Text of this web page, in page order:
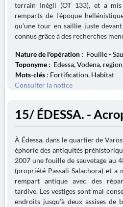
terrain Inégli (OT 133), et a
remparts de l'époque
qu’une tour en saillie juste
connus grâce à des recherches
Nature de l'opération : Fouille -
Toponyme : Edessa, Vodena,
Mots-clés : Fortification, Habitat
Consulter la notice
15/ ÉDESSA. -
À Édessa, dans le quartier de
éphorie des antiquités
2007 une fouille de sauvetage au
(propriété Passali-Salachora) et
rempart antique avec des
tardive. Les vestiges sont mal
endroits jusqu’à deux assises de